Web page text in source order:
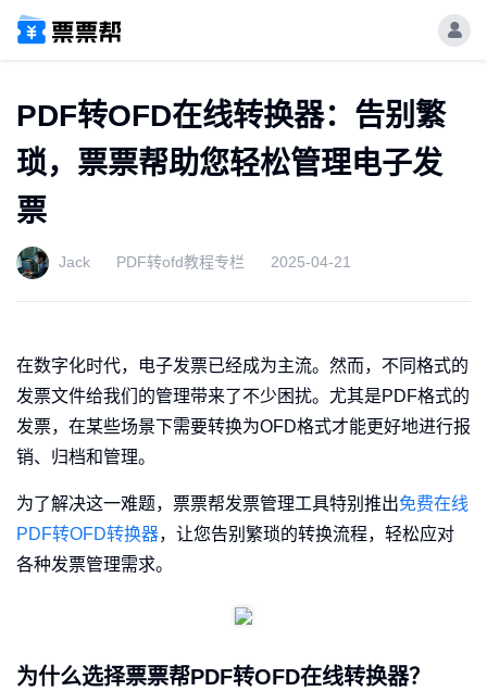
PDF转OFD在线转换器：告别繁
琐，票票帮助您轻松管理电子发
票
Jack PDF转ofd教程专栏 2025-04-21
在数字化时代，电子发票已经成为主流。然而，不同格式的
发票文件给我们的管理带来了不少困扰。尤其是PDF格式的
发票，在某些场景下需要转换为OFD格式才能更好地进行报
销、归档和管理。
为了解决这一难题，票票帮发票管理工具特别推出免费在线
PDF转OFD转换器，让您告别繁琐的转换流程，轻松应对
各种发票管理需求。
为什么选择票票帮PDF转OFD在线转换器？